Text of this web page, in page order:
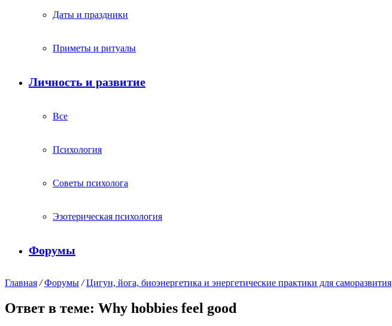
Даты и праздники
Приметы и ритуалы
Личность и развитие
Все
Психология
Советы психолога
Эзотерическая психология
Форумы
Главная / Форумы / Цигун, йога, биоэнергетика и энергетические практики для саморазвития
Ответ в теме: Why hobbies feel good